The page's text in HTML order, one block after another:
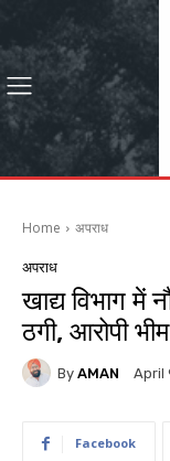
Home अपराध
अपराध
खाद्य विभाग में
ठगी, आरोपी
By AMAN April
Facebook